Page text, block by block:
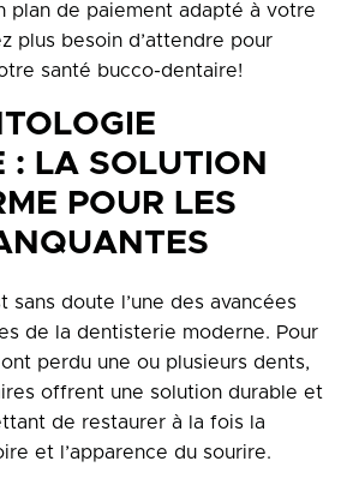
plan de paiement adapté à votre
plus besoin d’attendre pour
santé bucco-dentaire!
: LA SOLUTION
POUR LES
sans doute l’une des avancées
de la dentisterie moderne. Pour
perdu une ou plusieurs dents,
offrent une solution durable et
de restaurer à la fois la
et l’apparence du sourire.